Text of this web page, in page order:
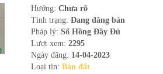
Hướng: Chưa rõ
Tình trạng: Đang đăng bán
Pháp lý: Sổ Hồng Đầy Đủ
Lượt xem: 2295
Ngày đăng: 14-04-2023
Loại tin: Bán đất